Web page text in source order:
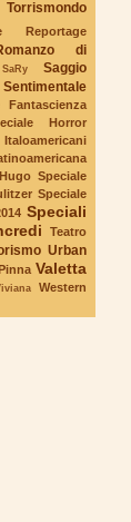
Torrismondo
Reportage
di
SaRy Saggio
Sentimentale
Fantascienza
Horror
Speciale
Speciale
Speciali
Teatro
Urban
Valetta
Western